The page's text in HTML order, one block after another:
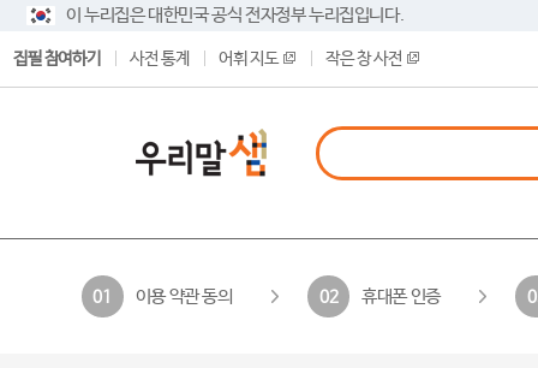
이 누리집은 대한민국 공식 전자정부 누리집입니다.
집필 참여하기 사전 통계 어휘 지도 작은 창 사전
01 이용 약관 동의 02 휴대폰 인증